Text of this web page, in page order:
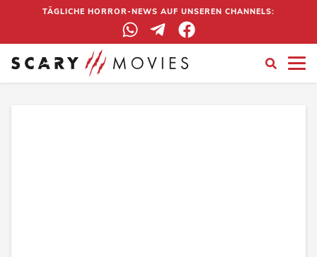
TÄGLICHE HORROR-NEWS AUF UNSEREN CHANNELS: